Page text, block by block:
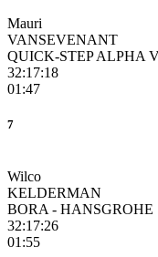
Mauri
VANSEVENANT
QUICK-STEP ALPHA
32:17:18
01:47
7
Wilco
KELDERMAN
BORA - HANSGROHE
32:17:26
01:55